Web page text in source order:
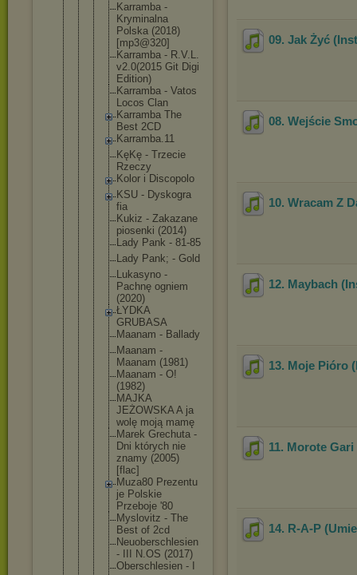
Karramba -
Kryminal na
Polska (2018)
[mp3@320]
Karramba - R.V.L.
v2.0(2015 Git Digi
Edition)
Karramba - Vatos
Locos Clan
Karramba The
Best 2CD
Karramba.11
KęKę - Trzecie
Rzeczy
Kolor i Discopol o
KSU - Dyskogra
fia
Kukiz - Zakazane
piosenki (2014)
Lady Pank - 81-85
Lady Pank; - Gold
Lukasyno -
Pachnę ogniem
(2020)
ŁYDKA
GRUBASA
Maanam - Ballady
Maanam -
Maanam (1981)
Maanam - O!
(1982)
MAJKA
JEŻOWSKA A ja
wolę moją mamę
Marek Grechuta -
Dni których nie
znamy (2005)
[flac]
Muza80 Prezentu
je Polskie
Przeboje '80
Myslovitz - The
Best of 2cd
Neuoberschlesien
- III N.OS (2017)
Oberschl esien - I
09. Jak Żyć
08. Wejście
10. Wracam Z
12. Maybach
13. Moje Pióro
11. Morote
14. R-A-P